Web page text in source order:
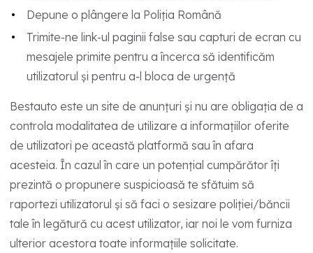
Depune o plângere la Poliția Română
Trimite-ne link-ul paginii false sau capturi de ecran cu
mesajele primite pentru a încerca să identificăm
utilizatorul și pentru a-l bloca de urgență
Bestauto este un site de anunțuri și nu are obligația de a
controla modalitatea de utilizare a informațiilor oferite
de utilizatori pe această platformă sau în afara
acesteia. În cazul în care un potențial cumpărător îți
prezintă o propunere suspicioasă te sfătuim să
raportezi utilizatorul și să faci o sesizare poliției/băncii
tale în legătură cu acest utilizator, iar noi le vom furniza
ulterior acestora toate informațiile solicitate.